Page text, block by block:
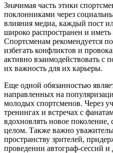
Значимая часть этики
поклонниками через
влияния медиа, каждый пост
широко распространен и
Спортсменам рекомендуется
избегать конфликтов и
активно взаимодействовать с
их важность для их карьеры.
Еще одной обязанностью
направленных на
молодых спортсменов. Через
тренингах и встречах с
вдохновлять новое поколение,
целом. Также важно
пространству зрителей,
проведении автограф-сессий